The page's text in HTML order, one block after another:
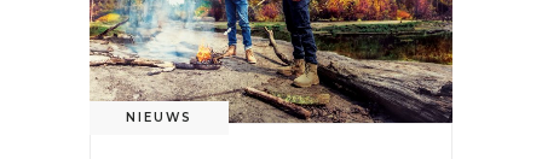
NIEUWS